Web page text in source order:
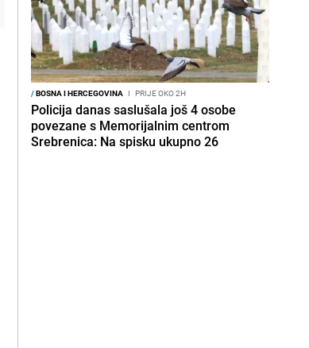
/BOSNA I HERCEGOVINA I PRIJE OKO 2H
Policija danas saslušala još 4 osobe
povezane s Memorijalnim centrom
Srebrenica: Na spisku ukupno 26